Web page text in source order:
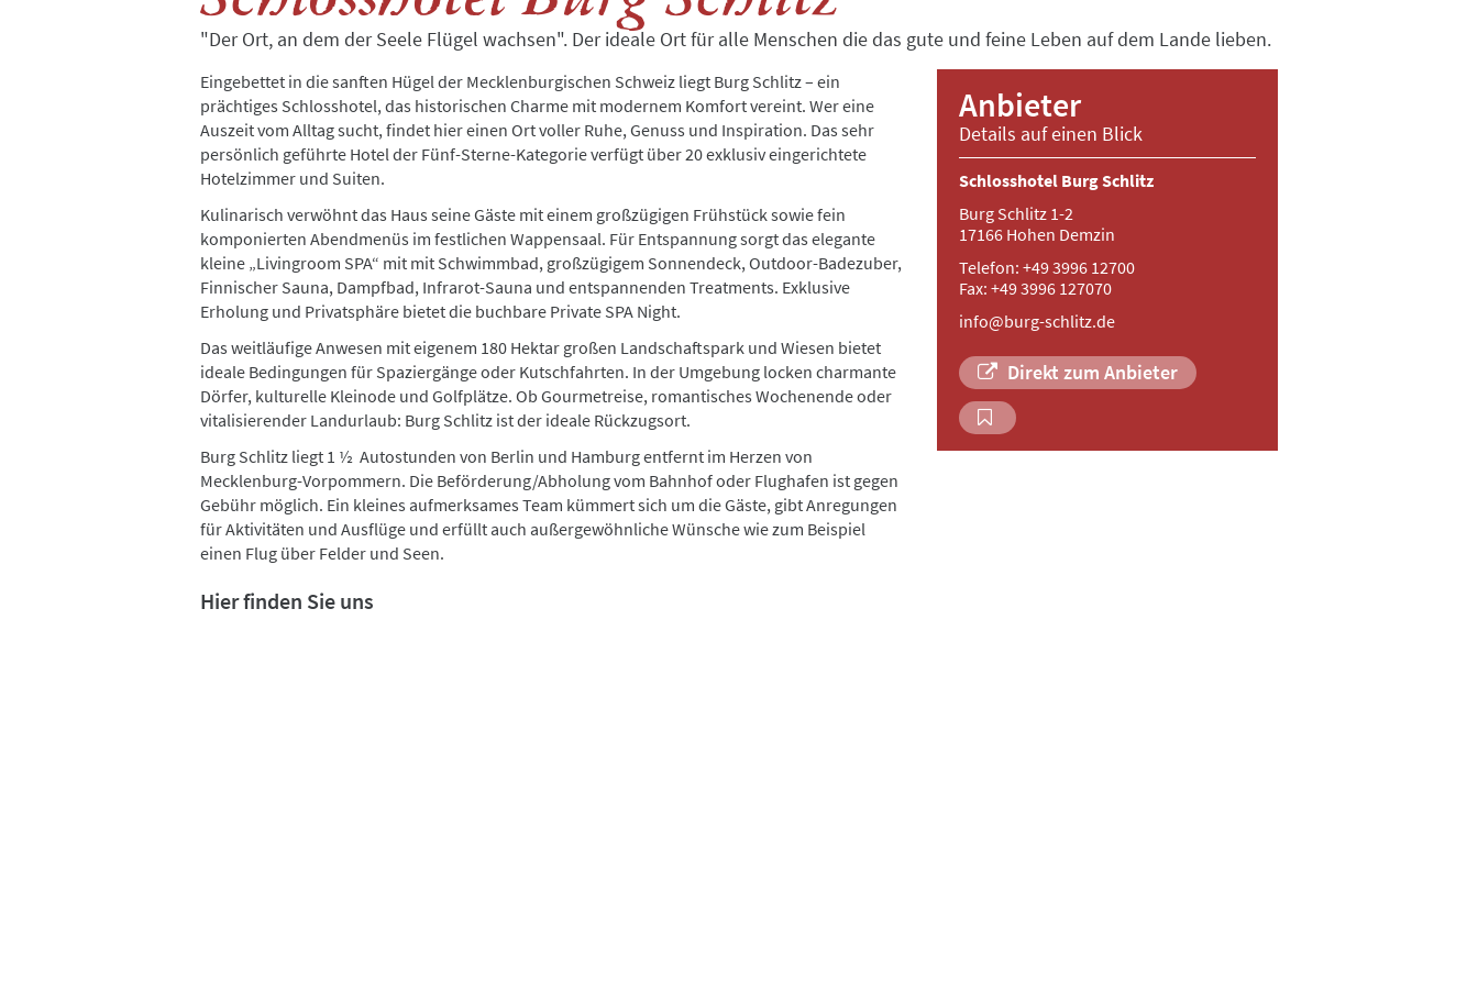
"Der Ort, an dem der Seele Flügel wachsen". Der ideale Ort für alle Menschen die das gute und feine Leben auf dem Lande lieben.
Eingebettet in die sanften Hügel der Mecklenburgischen Schweiz liegt Burg Schlitz – ein
prächtiges Schlosshotel, das historischen Charme mit modernem Komfort vereint. Wer eine
Auszeit vom Alltag sucht, findet hier einen Ort voller Ruhe, Genuss und Inspiration. Das sehr
persönlich geführte Hotel der Fünf-Sterne-Kategorie verfügt über 20 exklusiv eingerichtete
Hotelzimmer und Suiten.
Kulinarisch verwöhnt das Haus seine Gäste mit einem großzügigen Frühstück sowie fein
komponierten Abendmenüs im festlichen Wappensaal. Für Entspannung sorgt das elegante
kleine „Livingroom SPA“ mit mit Schwimmbad, großzügigem Sonnendeck, Outdoor-Badezuber,
Finnischer Sauna, Dampfbad, Infrarot-Sauna und entspannenden Treatments. Exklusive
Erholung und Privatsphäre bietet die buchbare Private SPA Night.
Das weitläufige Anwesen mit eigenem 180 Hektar großen Landschaftspark und Wiesen bietet
ideale Bedingungen für Spaziergänge oder Kutschfahrten. In der Umgebung locken charmante
Dörfer, kulturelle Kleinode und Golfplätze. Ob Gourmetreise, romantisches Wochenende oder
vitalisierender Landurlaub: Burg Schlitz ist der ideale Rückzugsort.
Burg Schlitz liegt 1 ½ Autostunden von Berlin und Hamburg entfernt im Herzen von
Mecklenburg-Vorpommern. Die Beförderung/Abholung vom Bahnhof oder Flughafen ist gegen
Gebühr möglich. Ein kleines aufmerksames Team kümmert sich um die Gäste, gibt Anregungen
für Aktivitäten und Ausflüge und erfüllt auch außergewöhnliche Wünsche wie zum Beispiel
einen Flug über Felder und Seen.
Hier finden Sie uns
Anbieter
Details auf einen Blick
Schlosshotel Burg Schlitz
Burg Schlitz 1-2
17166 Hohen Demzin
Telefon: +49 3996 12700
Fax: +49 3996 127070
info@burg-schlitz.de
Direkt zum Anbieter